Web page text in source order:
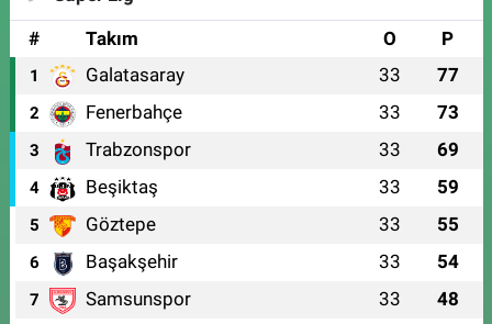
#
Takım O P
1 Galatasaray 33 77
2 Fenerbahçe 33 73
3 Trabzonspor 33 69
4 Beşiktaş 33 59
5 Göztepe 33 55
6 Başakşehir 33 54
7 Samsunspor 33 48